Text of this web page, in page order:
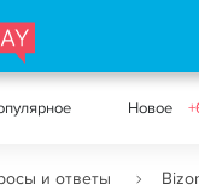
Новое
и ответы